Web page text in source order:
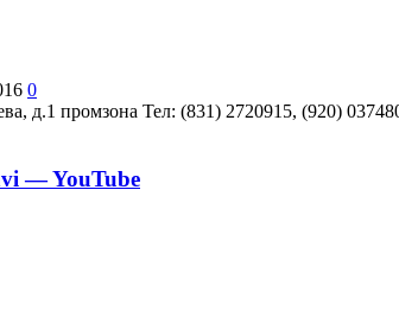
0
д.1 промзона Teл: (831) 2720915, (920)
— YouTube